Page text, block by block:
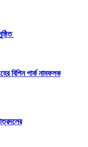
বিপিন পার্ক নামফলক